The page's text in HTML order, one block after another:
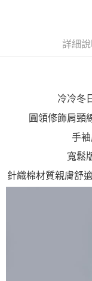
１．透過由恩沛科技股
３．未成年的使用者請
時審查核予不同之上限
請求用戶進行身份認證
５．嚴禁一人註冊多個
恩沛科技股份有限公司
每筆NT$100，滿詳細說
冷冷冬
圓領修飾肩頸
手
寬鬆
針織棉材質親膚舒